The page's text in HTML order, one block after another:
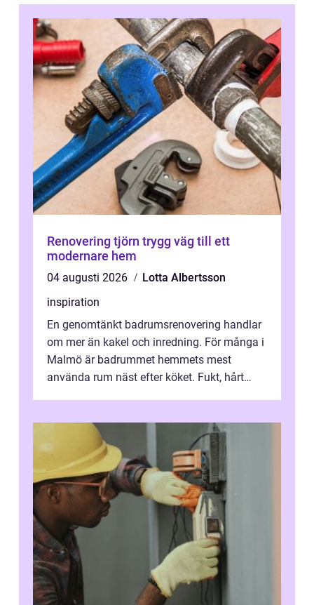
Renovering tjörn trygg väg till ett
modernare hem
04 augusti 2026
Lotta Albertsson
inspiration
En genomtänkt badrumsrenovering handlar
om mer än kakel och inredning. För många i
Malmö är badrummet hemmets mest
använda rum näst efter köket. Fukt, hårt